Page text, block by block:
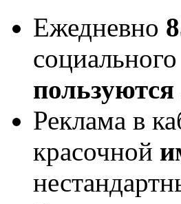
Ежедневно
Реклама в
красочной